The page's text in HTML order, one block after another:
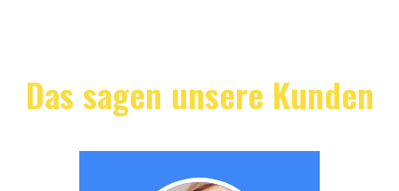
Das sagen unsere Kunden